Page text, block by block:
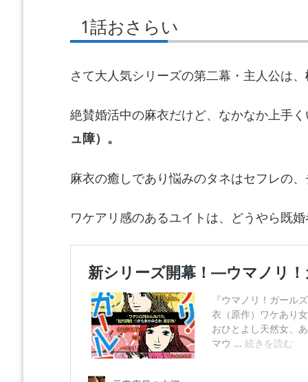
1話おさらい
さて大人気シリーズの第二幕・主人公は、
絶賛婚活中の麻衣だけど、なかなか上手
ュ障）。
麻衣の癒しであり悩みのタネはセフレの
ワケアリ感のあるユイトは、どうやら既